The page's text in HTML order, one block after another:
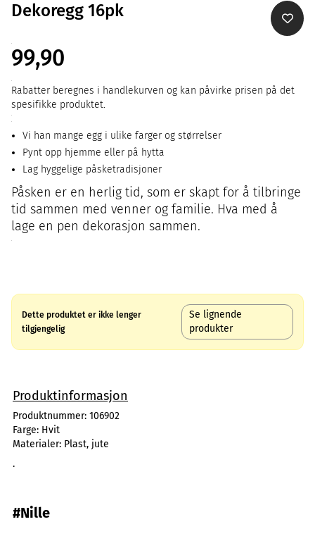
Dekoregg 16pk
99,90
Rabatter beregnes i handlekurven og kan påvirke prisen på det
spesifikke produktet.
Vi han mange egg i ulike farger og størrelser
Pynt opp hjemme eller på hytta
Lag hyggelige påsketradisjoner
Påsken er en herlig tid, som er skapt for å tilbringe
tid sammen med venner og familie. Hva med å
lage en pen dekorasjon sammen.
Dette produktet er ikke lenger
tilgjengelig
Se lignende
produkter
Produktinformasjon
Produktnummer: 106902
Farge: Hvit
Materialer: Plast, jute
.
#Nille